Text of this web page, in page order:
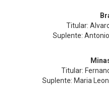
Titular:
Suplente:
Titular:
Suplente: Maria